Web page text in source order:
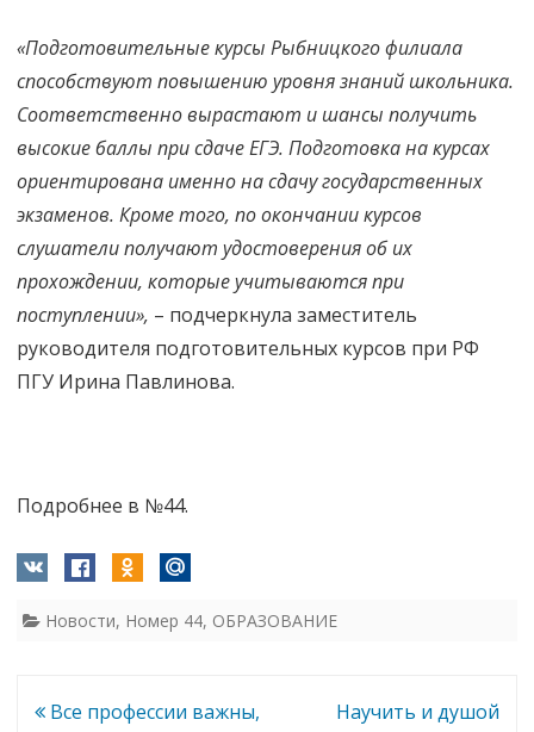
«Подготовительные курсы Рыбницкого филиала
способствуют повышению уровня знаний школьника.
Соответственно вырастают и шансы получить
высокие баллы при сдаче ЕГЭ. Подготовка на курсах
ориентирована именно на сдачу государственных
экзаменов. Кроме того, по окончании курсов
слушатели получают удостоверения об их
прохождении, которые учитываются при
поступлении», – подчеркнула заместитель
руководителя подготовительных курсов при РФ
ПГУ Ирина Павлинова.
Подробнее в №44.
Новости, Номер 44, ОБРАЗОВАНИЕ
Навигация
Все профессии важны, Научить и душой